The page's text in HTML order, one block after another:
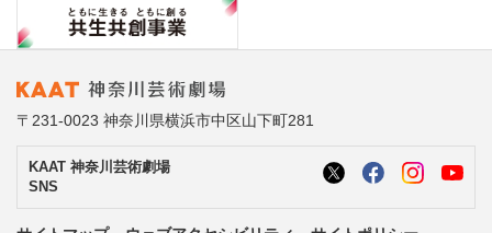
〒231-0023 神奈川県横浜市中区山下町281
KAAT 神奈川芸術劇場
SNS